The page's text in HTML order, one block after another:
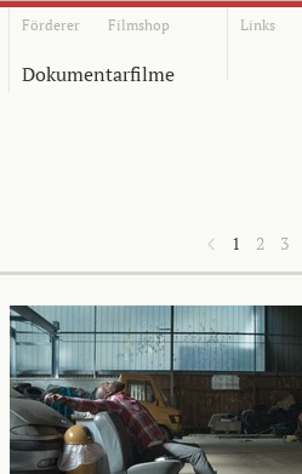
Förderer Filmshop Links
Dokumentarfilme
1 2 3